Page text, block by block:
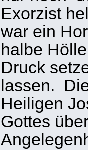
Exorzist
war ein
halbe
Druck
lassen.
Heiligen
Gottes